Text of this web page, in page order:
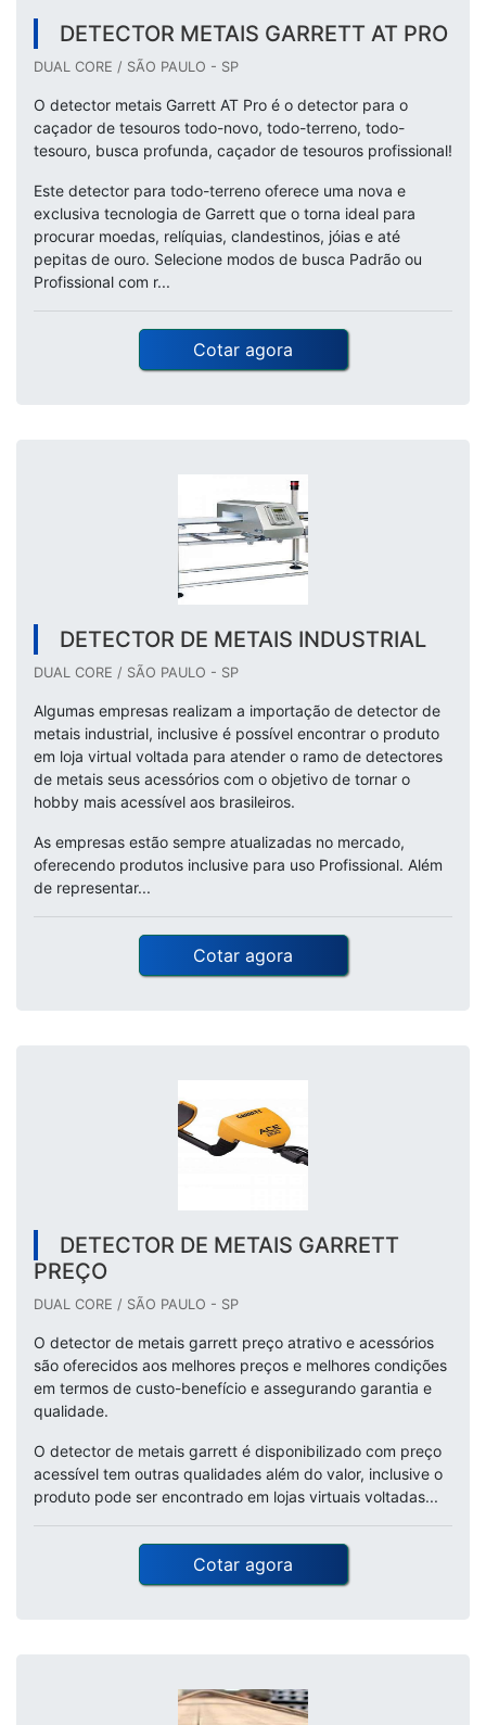
DETECTOR METAIS GARRETT AT PRO
DUAL CORE / SÃO PAULO - SP
O detector metais Garrett AT Pro é o detector para o
caçador de tesouros todo-novo, todo-terreno, todo-
tesouro, busca profunda, caçador de tesouros profissional!
Este detector para todo-terreno oferece uma nova e
exclusiva tecnologia de Garrett que o torna ideal para
procurar moedas, relíquias, clandestinos, jóias e até
pepitas de ouro. Selecione modos de busca Padrão ou
Profissional com r...
Cotar agora
DETECTOR DE METAIS INDUSTRIAL
DUAL CORE / SÃO PAULO - SP
Algumas empresas realizam a importação de detector de
metais industrial, inclusive é possível encontrar o produto
em loja virtual voltada para atender o ramo de detectores
de metais seus acessórios com o objetivo de tornar o
hobby mais acessível aos brasileiros.
As empresas estão sempre atualizadas no mercado,
oferecendo produtos inclusive para uso Profissional. Além
de representar...
Cotar agora
DETECTOR DE METAIS GARRETT
PREÇO
DUAL CORE / SÃO PAULO - SP
O detector de metais garrett preço atrativo e acessórios
são oferecidos aos melhores preços e melhores condições
em termos de custo-benefício e assegurando garantia e
qualidade.
O detector de metais garrett é disponibilizado com preço
acessível tem outras qualidades além do valor, inclusive o
produto pode ser encontrado em lojas virtuais voltadas...
Cotar agora